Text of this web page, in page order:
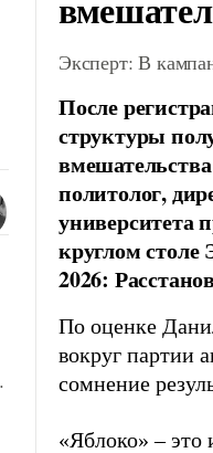
Эксперт: В
После
структуры
политолог,
университета
круглом
2026:
По оценке
вокруг партии
сомнение
«Яблоко» – это